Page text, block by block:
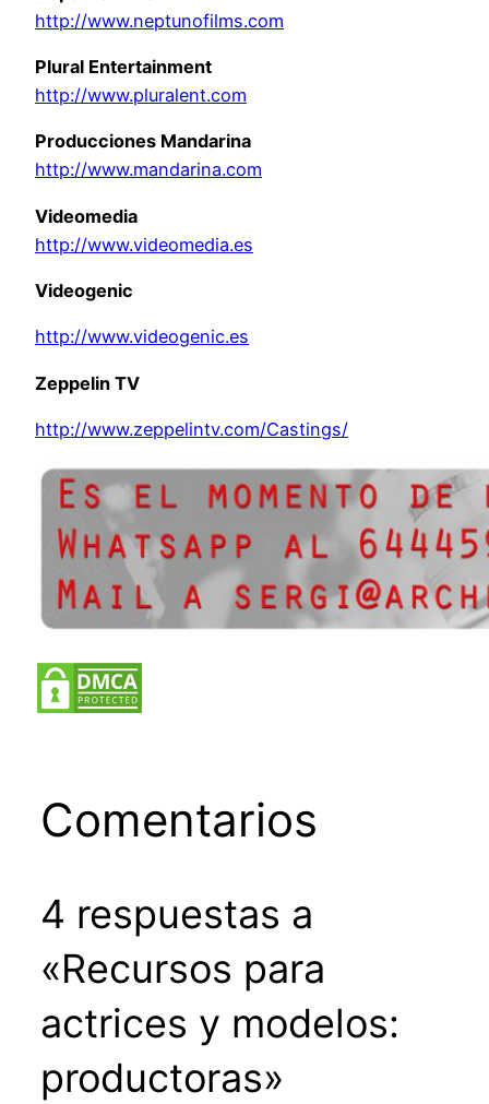
http://www.neptunofilms.com
Plural Entertainment
http://www.pluralent.com
Producciones Mandarina
http://www.mandarina.com
Videomedia
http://www.videomedia.es
Videogenic
http://www.videogenic.es
Zeppelin TV
http://www.zeppelintv.com/Castings/
Comentarios
4 respuestas a
«Recursos para
actrices y modelos:
productoras»